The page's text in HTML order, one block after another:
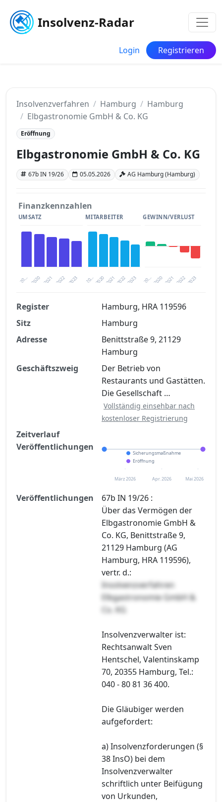
Insolvenz-Radar
Login Registrieren
Insolvenzverfahren Hamburg
Hamburg
Elbgastronomie GmbH & Co. KG
Eröffnung
Elbgastronomie GmbH & Co. KG
67b IN 19/26 05.05.2026 AG Hamburg (Hamburg)
Finanzkennzahlen
UMSATZ
20… 2021 2023
2020 2022
MITARBEITER
20… 2021 2023
2020 2022
GEWINN/VERLUST
20… 2021 2023
2020 2022
Finanzkennzahlen nach kostenloser
Registrierung verfügbar
Jetzt kostenlos registrieren
Register
Hamburg, HRA 119596
Sitz
Hamburg
Adresse
Benittstraße 9, 21129
Hamburg
Geschäftszweig
Der Betrieb von
Restaurants und Gastätten.
Die Gesellschaft …
Vollständig einsehbar nach
kostenloser Registrierung
Zeitverlauf
Veröffentlichungen
Sicherungsmaßnahme
Eröffnung
März 2026 Apr. 2026 Mai 2026
Veröffentlichungen
67b IN 19/26 :
Über das Vermögen der
Elbgastronomie GmbH &
Co. KG, Benittstraße 9,
21129 Hamburg (AG
Hamburg, HRA 119596),
vertr. d.:
Insolvenzverfahren
Elbgastronomie GmbH &
Co. KG
Insolvenzverwalter ist:
Rechtsanwalt Sven
Hentschel, Valentinskamp
70, 20355 Hamburg, Tel.:
040 - 80 81 36 400.
Die Gläubiger werden
aufgefordert:
a) Insolvenzforderungen (§
38 InsO) bei dem
Insolvenzverwalter
schriftlich unter Beifügung
von Urkunden,